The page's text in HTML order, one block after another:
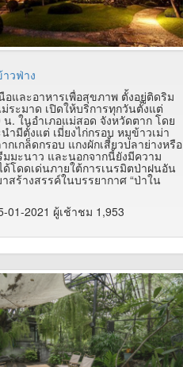
วฟ่าง
อและอาหารเพื่อสุขภาพ ตั้งอยู่ติดริม
ระมาด เปิดให้บริการทุกวันตั้งแต่
น. ในอำเภอแม่สอด จังหวัดตาก โดย
ำมีตั้งแต่ เมี่ยงไก่กรอบ หมูข้าวเม่า
กเกล็ดกรอบ แกงผักเสี้ยวปลาย่างหรือ
มะนาว และนอกจากนี้ยังมีความ
ด้โดดเด่นภายใต้การเนรมิตป่าฝนอัน
สร้างสรรค์ในบรรยากาศ “ป่าใน
01-2021 ผู้เช้าชม 1,953